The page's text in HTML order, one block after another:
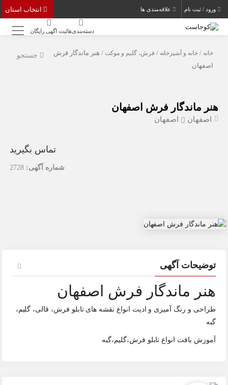
ورود / ثبت نام علاقه‌مندی ها
دسته‌بندی‌هاثبت اگهی رایگان
جستجو خانه /خانه و آشپزخانه / فرش، گلیم و موکت / هنر ماندگار فرش
اصفهان
هنر ماندگار فرش اصفهان
اصفهان اصفهان
تماس بگیرید
شماره آگهی: 2728
توضیحات آگهی
هنر ماندگار فرش اصفهان
طراحی و رنگ آمیزی و ادیت انواع نقشه های تابلو فرش، قالی، گلیم،
گبه
آموزش بافت انواع تابلو فرش،گلیم،گبه